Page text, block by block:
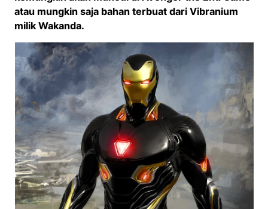
atau mungkin saja bahan terbuat dari Vibranium
milik Wakanda.